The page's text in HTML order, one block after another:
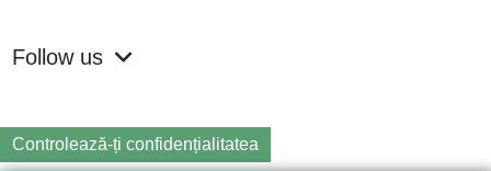
Follow us
Controlează-ți confidențialitatea